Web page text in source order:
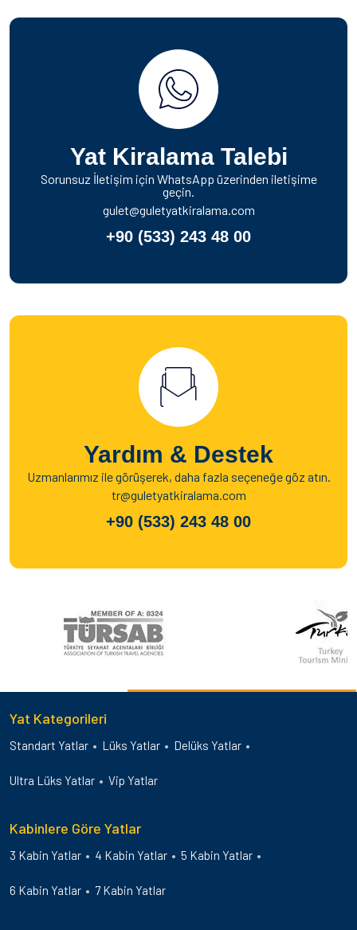
Yat Kiralama Talebi
Sorunsuz İletişim için WhatsApp üzerinden iletişime
geçin.
gulet@guletyatkiralama.com
+90 (533) 243 48 00
Yardım & Destek
Uzmanlarımız ile görüşerek, daha fazla seçeneğe göz atın.
tr@guletyatkiralama.com
+90 (533) 243 48 00
Yat Kategorileri
Standart Yatlar Lüks Yatlar Delüks Yatlar
Ultra Lüks Yatlar Vip Yatlar
Kabinlere Göre Yatlar
3 Kabin Yatlar 4 Kabin Yatlar 5 Kabin Yatlar
6 Kabin Yatlar 7 Kabin Yatlar